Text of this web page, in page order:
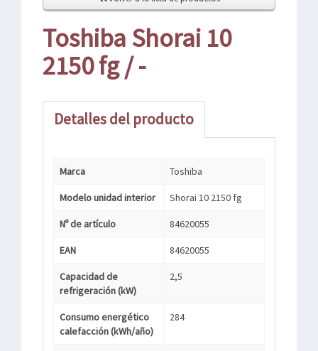
Toshiba Shorai 10
2150 fg / -
Detalles del producto
Marca Toshiba
Modelo unidad interior Shorai 10 2150 fg
Nº de artículo 84620055
EAN 84620055
Capacidad de
refrigeración (kW)
2,5
Consumo energético
calefacción (kWh/año)
284